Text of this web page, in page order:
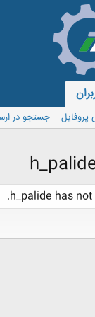
جستجو در
h_palide has